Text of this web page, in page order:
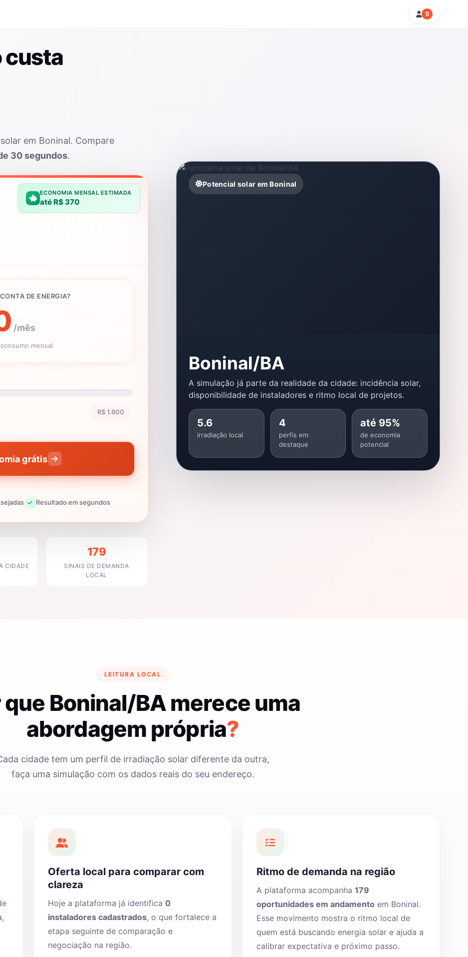
0
custa
em Boninal. Compare
30 segundos.
ECONOMIA MENSAL ESTIMADA
até R$ 370
DE ENERGIA?
/mês
mensal
R$ 1.600
grátis
Resultado em segundos
CIDADE
179
SINAIS DE DEMANDA
LOCAL
Potencial solar em Boninal
Boninal/BA
A simulação já parte da realidade da cidade: incidência solar,
disponibilidade de instaladores e ritmo local de projetos.
5.6
irradiação local
4
perfis em
destaque
até 95%
de economia
potencial
LEITURA LOCAL
que Boninal/BA merece uma
abordagem própria?
cidade tem um perfil de irradiação solar diferente da outra,
faça uma simulação com os dados reais do seu endereço.
Oferta local para comparar com
clareza
Hoje a plataforma já identifica0
instaladores cadastrados, o que fortalece a
etapa seguinte de comparação e
negociação na região.
Ritmo de demanda na região
A plataforma acompanha 179
oportunidades em andamento em Boninal.
Esse movimento mostra o ritmo local de
quem está buscando energia solar e ajuda a
calibrar expectativa e próximo passo.